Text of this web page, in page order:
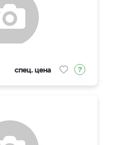
спец. цена